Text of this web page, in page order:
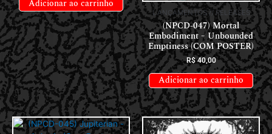
Adicionar ao carrinho
LANÇAMENTOS // RELEASES
(NPCD-047) Mortal
Embodiment – Unbounded
Emptiness (COM POSTER)
R$40,00
Adicionar ao carrinho